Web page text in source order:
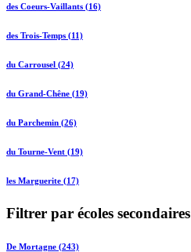
des Coeurs-Vaillants (16)
des Trois-Temps (11)
du Carrousel (24)
du Grand-Chêne (19)
du Parchemin (26)
du Tourne-Vent (19)
les Marguerite (17)
Filtrer par écoles secondaires
De Mortagne (243)